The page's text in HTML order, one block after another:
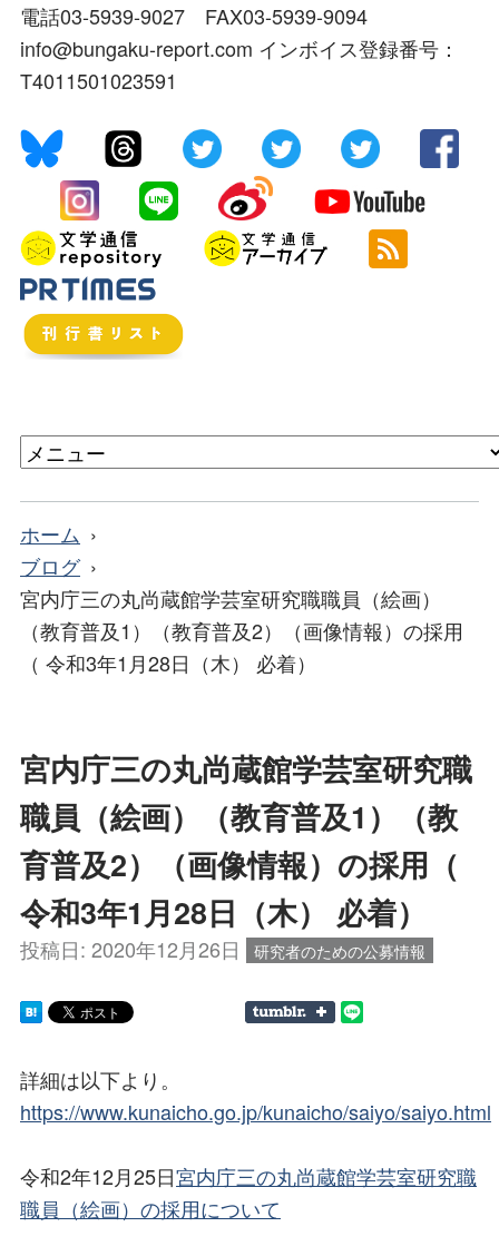
電話03-5939-9027 FAX03-5939-9094
info@bungaku-report.com インボイス登録番号：
T4011501023591
ホーム
ブログ
宮内庁三の丸尚蔵館学芸室研究職職員（絵画）
（教育普及1）（教育普及2）（画像情報）の採用
（ 令和3年1月28日（木） 必着）
宮内庁三の丸尚蔵館学芸室研究職
職員（絵画）（教育普及1）（教
育普及2）（画像情報）の採用（
令和3年1月28日（木） 必着）
投稿日: 2020年12月26日 研究者のための公募情報
詳細は以下より。
https://www.kunaicho.go.jp/kunaicho/saiyo/saiyo.html
令和2年12月25日宮内庁三の丸尚蔵館学芸室研究職
職員（絵画）の採用について